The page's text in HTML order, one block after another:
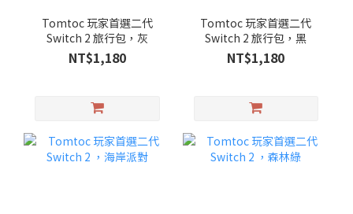
Tomtoc 玩家首選二代
Switch 2 旅行包，灰
NT$1,180
Tomtoc 玩家首選二代
Switch 2 旅行包，黑
NT$1,180